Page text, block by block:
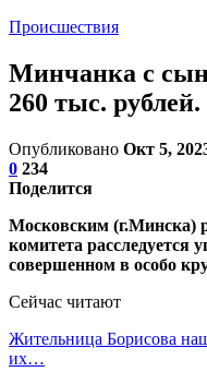
Происшествия
Минчанка с
260 тыс.
Опубликовано Окт 5,
0 234
Поделится
Московским (г.Минска)
комитета расследуется
совершенном в особо
Сейчас читают
Жительница Борисова
их…